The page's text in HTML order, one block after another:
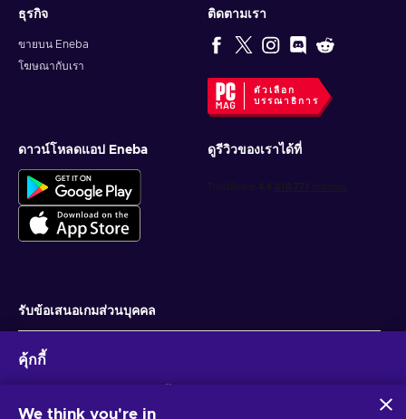
ธุรกิจ
ขายบน Eneba
โฆษณากับเรา
ติดตามเรา
ตัวเลือก
บรรณาธิการ
ดาวน์โหลดแอป Eneba ดูรีวิวของเราได้ที่
รับข้อเสนอเกมส่วนบุคคล
คุ้กกี้
รวบรวมและวิเคราะห์ข้อมูลเกี่ยวกับผู้ใช้เว็บไซต์นี้ เราใช้ข้อมูลนี้เพื่อ
We think you're in